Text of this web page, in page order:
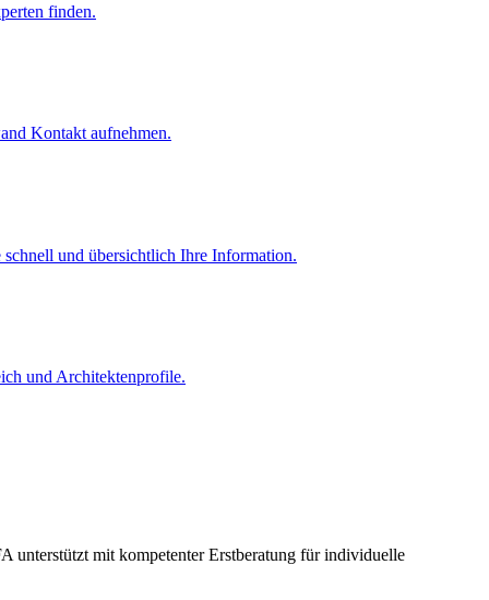
finden.
Kontakt aufnehmen.
und übersichtlich Ihre Information.
und Architektenprofile.
unterstützt mit kompetenter Erstberatung für individuelle